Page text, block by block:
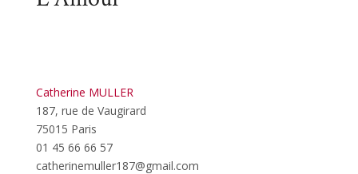
Catherine MULLER
187, rue de Vaugirard
75015 Paris
01 45 66 66 57
catherinemuller187@gmail.com